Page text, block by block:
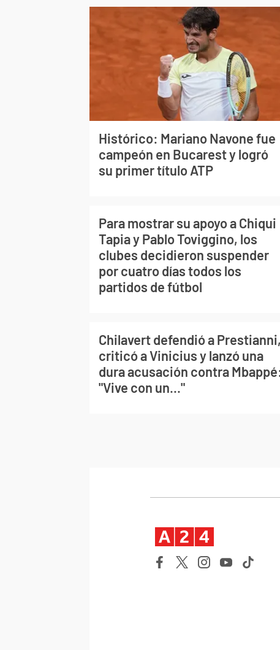
Histórico: Mariano Navone fue
campeón en Bucarest y logró
su primer título ATP
Para mostrar su apoyo a Chiqui
Tapia y Pablo Toviggino, los
clubes decidieron suspender
por cuatro días todos los
partidos de fútbol
Chilavert defendió a Prestianni,
criticó a Vinicius y lanzó una
dura acusación contra
"Vive con un..."